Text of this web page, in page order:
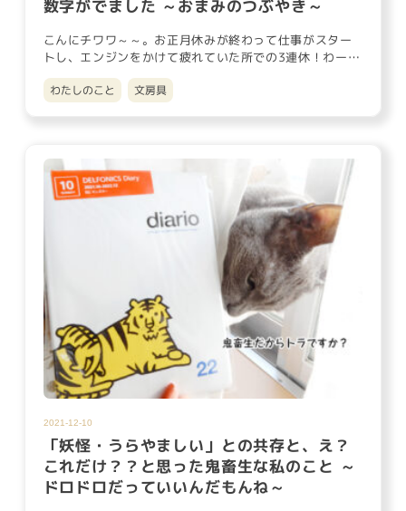
数字がでました ～おまみのつぶやき～
こんにチワワ～～。お正月休みが終わって仕事がスター
トし、エンジンをかけて疲れていた所での3連休！わー
い！！！ 今年は「ス…
わたしのこと 文房具
2021-12-10
「妖怪・うらやましい」との共存と、え？
これだけ？？と思った鬼畜生な私のこと ～
ドロドロだっていいんだもんね～